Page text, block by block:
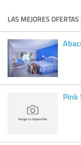
LAS MEJORES
Pink